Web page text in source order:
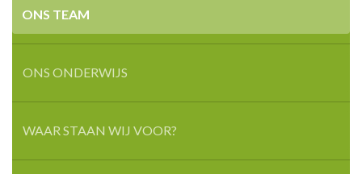
ONS TEAM
ONS ONDERWIJS
WAAR STAAN WIJ VOOR?